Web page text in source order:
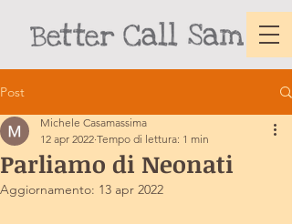
Post
Parliamo di Neonati
Michele Casamassima
12 apr 2022 Tempo di lettura: 1 min
Aggiornamento: 13 apr 2022